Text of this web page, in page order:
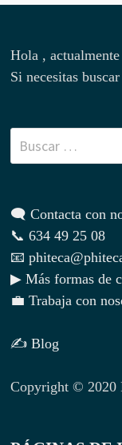
Hola ,
Si necesitas
Buscar:
🗨 Contacta con
📞 634 49 25 08
📧
▶ Más formas de
💼 Trabaja con
✍ Blog
Copyright © 2020